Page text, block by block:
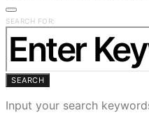
SEARCH FOR:
SEARCH
Input your search